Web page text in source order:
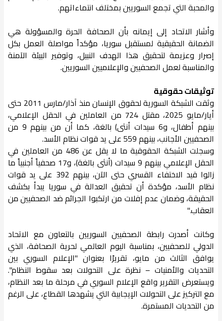
والمحبة التي تجمع السوريين بمختلف انتماءاتهم.
وأشار الاتحاد إلى إيمانه بأن الصحافة الحرة والمسؤولة هي
الضمانة الحقيقية لمستقبل سوريا، مؤكداً مواصلة العمل بكل
إصرار وعزيمة لتحقيق هذا الهدف النبيل، وتوفير البيئة الآمنة
والمناسبة لعمل الصحفيين والإعلاميين السوريين.
توثيقات حقوقية
وثقت الشبكة السورية لحقوق الإنسان منذ آذار/مارس 2011 حتى
أيار/مايو 2025، مقتل 724 من العاملين في الحقل الإعلامي،
بينهم أطفال، و6 سيدات أنثى) بالغة، كما أن من بينهم 9 من
الصحفيين الأجانب، بينهم 559 على يد قوات نظام الأسد.
وسجلت الشبكة الحقوقية ما لا يقل عن 486 من العاملين في
الحقل الإعلامي بينهم 9 سيدات (أنثى بالغة)، و17 صحفياً أجنبياً ما
زالوا قيد الاختفاء القسري حتى الآن، بينهم 392 على يد قوات
نظام الأسد، مؤكدة أن تحقيق العدالة في سوريا يبدأ بكشف
الحقيقة، وضمان عدم إفلات من ارتكبوا الجرائم ضد الصحفيين من
العقاب."
وكانت أصدرت رابطة الصحفيين السوريين بالتعاون مع الاتحاد
الدولي للصحفيين، بمناسبة اليوم العالمي لحرية الصحافة، الذي
يوافق الثالث من مايو، تقريرًا بعنوان "الإعلام السوري بين
التحديات والأمنيات – نظرة على التحولات بعد سقوط النظام".
ويستعرض التقرير واقع الإعلام السوري في مرحلة ما بعد النظام،
مع التركيز على التحولات الإيجابية التي يشهدها القطاع، على الرغم
من التحديات المستمرة.